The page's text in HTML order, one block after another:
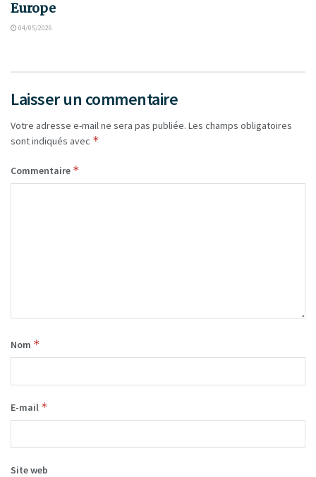
Europe
04/05/2026
Laisser un commentaire
Votre adresse e-mail ne sera pas publiée. Les champs obligatoires
sont indiqués avec *
Commentaire *
Nom *
E-mail *
Site web